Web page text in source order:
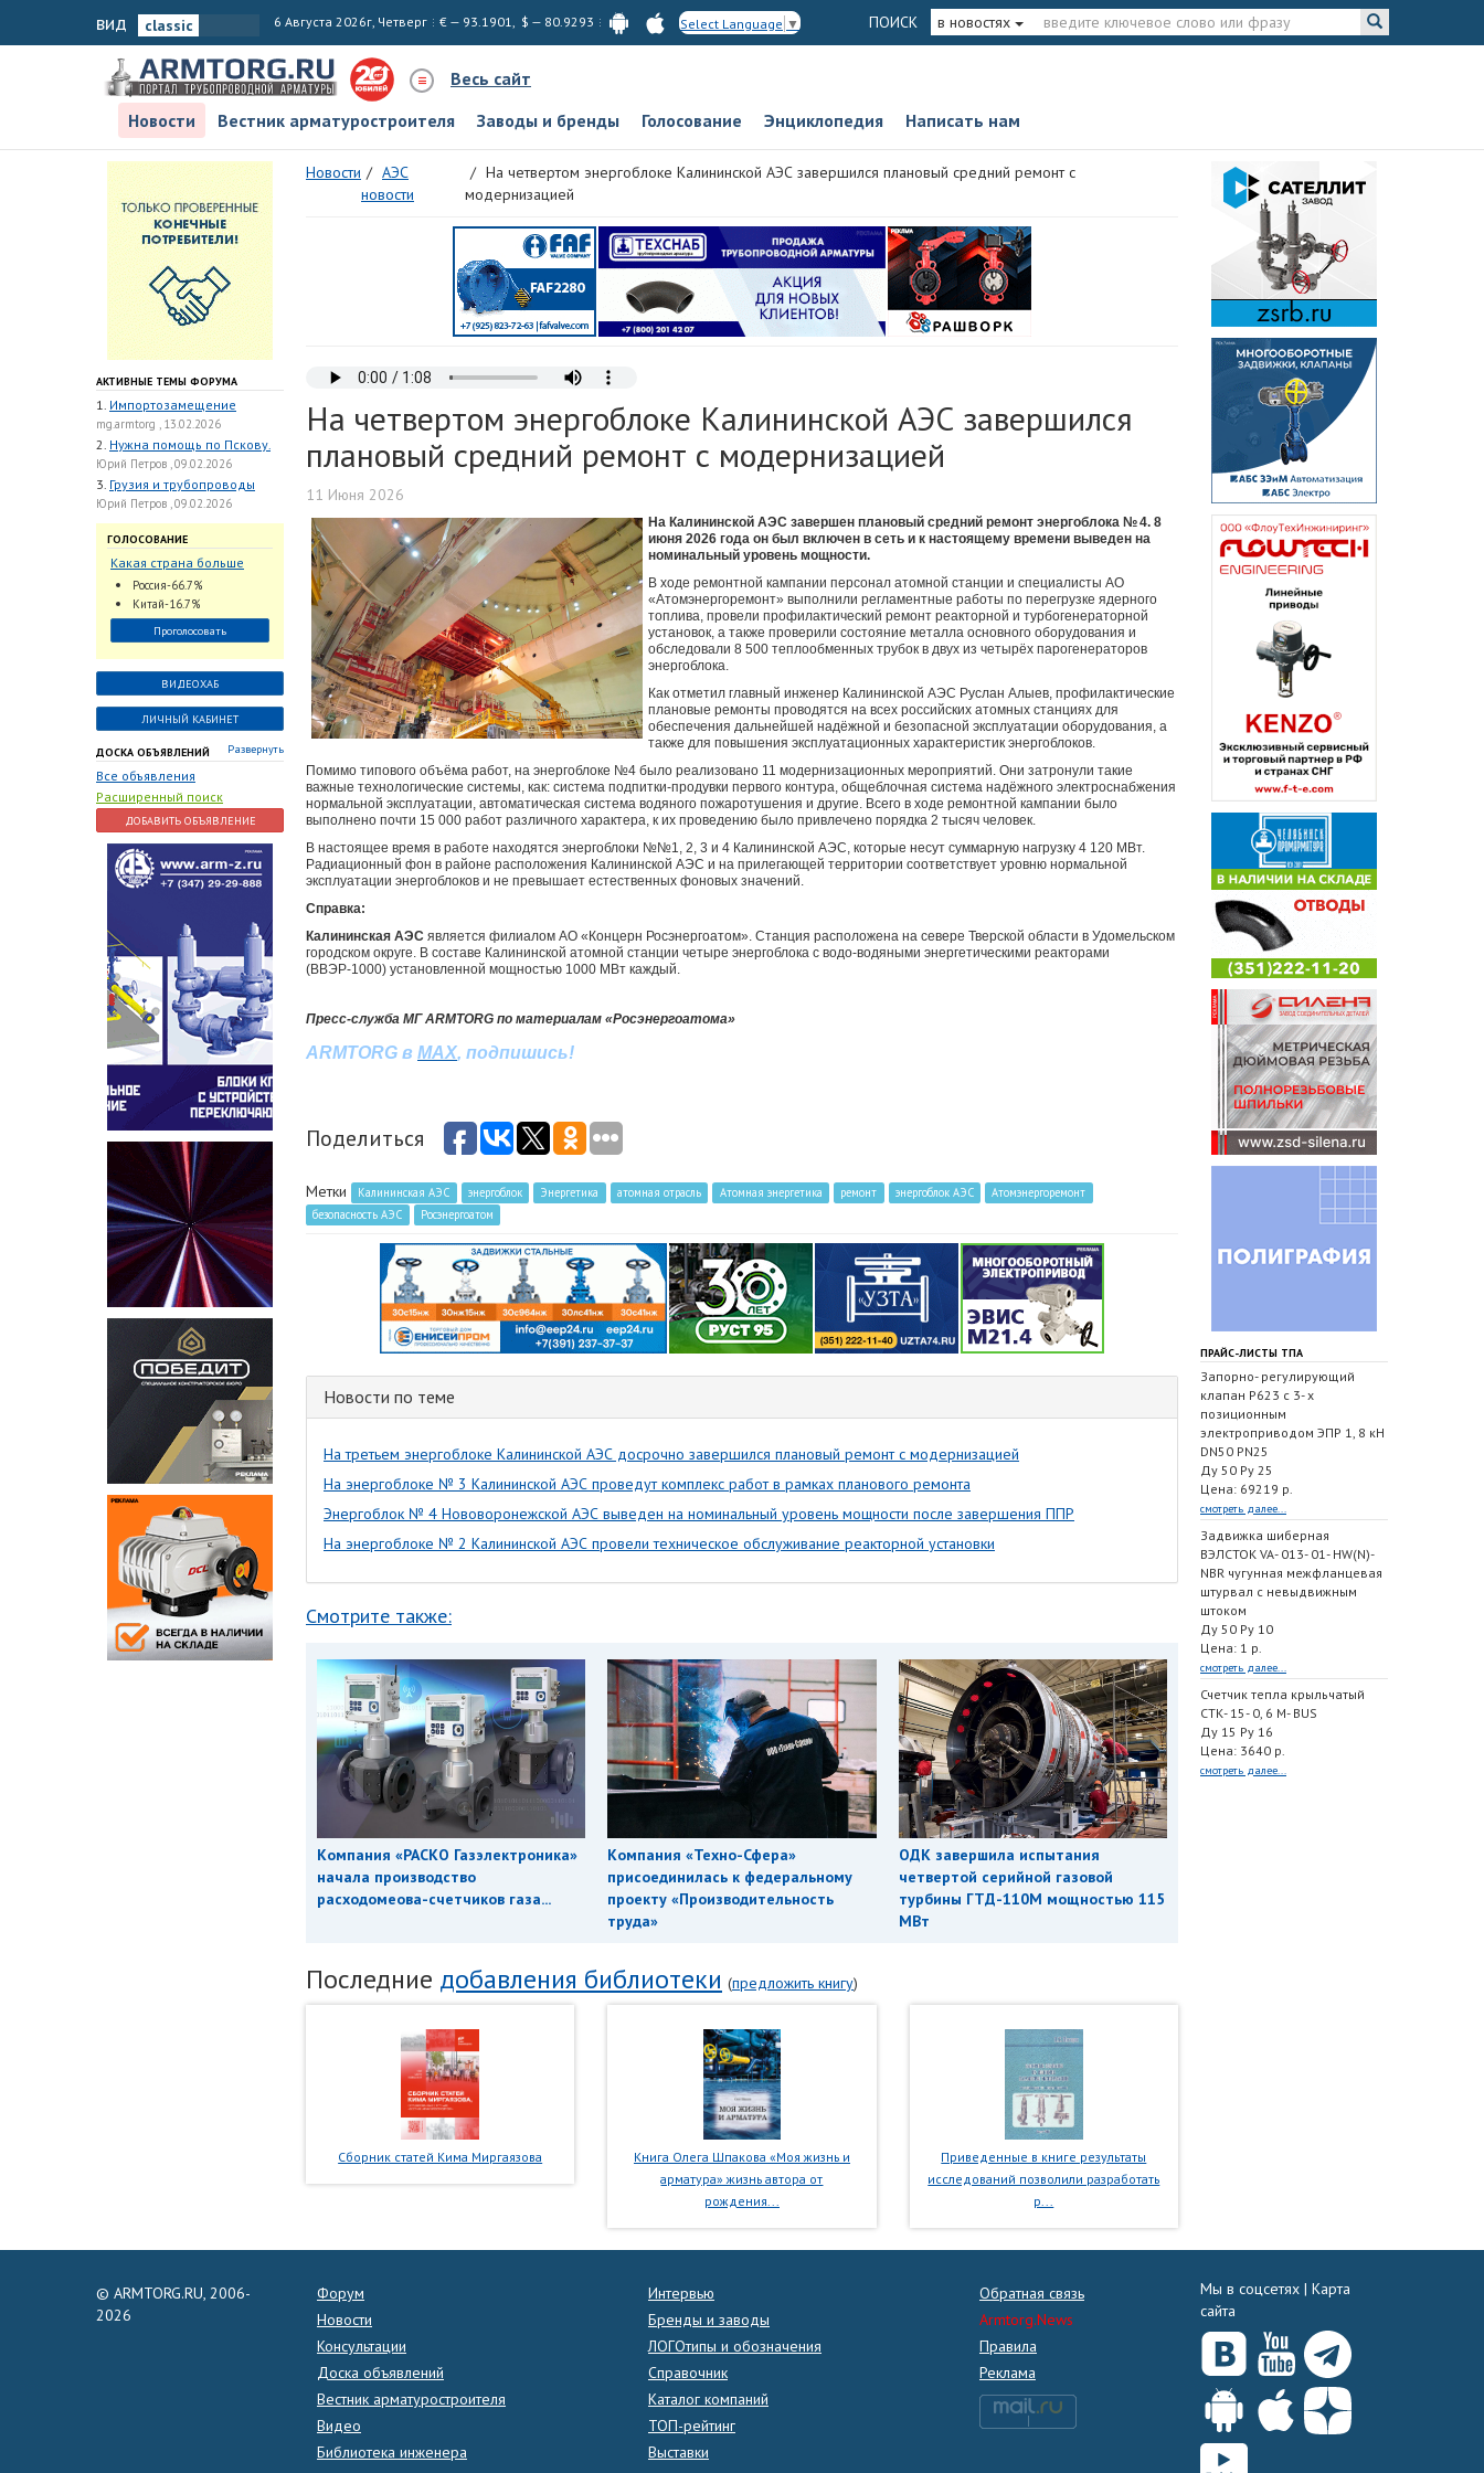
вид 6 Августа 2026г, Четверг € — 93.1901, $ — 80.9293 Select Language ▼ ПОИСК в новостях
Весь сайт
Новости
Вестник арматуростроителя Заводы и бренды Голосование Энциклопедия Написать нам
АКТИВНЫЕ ТЕМЫ ФОРУМА
1. Импортозамещение
mg.armtorg , 13.02.2026
2. Нужна помощь по Пскову.
Юрий Петров , 09.02.2026
3. Грузия и трубопроводы
Юрий Петров , 09.02.2026
ГОЛОСОВАНИЕ
Какая страна больше
всего поставляет
трубопроводную
арматуру в химическую
отрасль?
Россия-66.7%
Китай-16.7%
Проголосовать
ВИДЕОХАБ
ЛИЧНЫЙ КАБИНЕТ
ДОСКА ОБЪЯВЛЕНИЙ Развернуть
Все объявления
Расширенный поиск
ДОБАВИТЬ ОБЪЯВЛЕНИЕ
Новости
АЭС
новости
На четвертом энергоблоке Калининской АЭС завершился плановый средний ремонт с
модернизацией
На четвертом энергоблоке Калининской АЭС завершился
плановый средний ремонт с модернизацией
11 Июня 2026
На Калининской АЭС завершен плановый средний ремонт энергоблока № 4. 8
июня 2026 года он был включен в сеть и к настоящему времени выведен на
номинальный уровень мощности.
В ходе ремонтной кампании персонал атомной станции и специалисты АО
«Атомэнергоремонт» выполнили регламентные работы по перегрузке ядерного
топлива, провели профилактический ремонт реакторной и турбогенераторной
установок, а также проверили состояние металла основного оборудования и
обследовали 8 500 теплообменных трубок в двух из четырёх парогенераторов
энергоблока.
Как отметил главный инженер Калининской АЭС Руслан Алыев, профилактические
плановые ремонты проводятся на всех российских атомных станциях для
обеспечения дальнейшей надёжной и безопасной эксплуатации оборудования, а
также для повышения эксплуатационных характеристик энергоблоков.
Помимо типового объёма работ, на энергоблоке №4 было реализовано 11 модернизационных мероприятий. Они затронули такие
важные технологические системы, как: система подпитки-продувки первого контура, общеблочная система надёжного электроснабжения
нормальной эксплуатации, автоматическая система водяного пожаротушения и другие. Всего в ходе ремонтной кампании было
выполнено почти 15 000 работ различного характера, к их проведению было привлечено порядка 2 тысяч человек.
В настоящее время в работе находятся энергоблоки №№1, 2, 3 и 4 Калининской АЭС, которые несут суммарную нагрузку 4 120 МВт.
Радиационный фон в районе расположения Калининской АЭС и на прилегающей территории соответствует уровню нормальной
эксплуатации энергоблоков и не превышает естественных фоновых значений.
Справка:
Калининская АЭС является филиалом АО «Концерн Росэнергоатом». Станция расположена на севере Тверской области в Удомельском
городском округе. В составе Калининской атомной станции четыре энергоблока с водо-водяными энергетическими реакторами
(ВВЭР-1000) установленной мощностью 1000 МВт каждый.
Пресс-служба МГ ARMTORG по материалам «Росэнергоатома»
ARMTORG в MAX, подпишись!
Поделиться
Метки Калининская АЭС энергоблок Энергетика атомная отрасль Атомная энергетика ремонт энергоблок АЭС
Атомэнергоремонт
безопасность АЭС
Росэнергоатом
Новости по теме
На третьем энергоблоке Калининской АЭС досрочно завершился плановый ремонт с модернизацией
На энергоблоке № 3 Калининской АЭС проведут комплекс работ в рамках планового ремонта
Энергоблок № 4 Нововоронежской АЭС выведен на номинальный уровень мощности после завершения ППР
На энергоблоке № 2 Калининской АЭС провели техническое обслуживание реакторной установки
Смотрите также:
Компания «РАСКО Газэлектроника»
начала производство
расходомеова-счетчиков газа...
Компания «Техно-Сфера»
присоединилась к федеральному
проекту «Производительность
труда»
ОДК завершила испытания
четвертой серийной газовой
турбины ГТД-110М мощностью 115
МВт
Последние добавления библиотеки (предложить книгу)
Сборник статей Кима Миргаязова
Книга Олега Шпакова «Моя жизнь и
арматура» жизнь автора от
рождения...
Приведенные в книге результаты
исследований позволили разработать
р...
ПРАЙС-ЛИСТЫ ТПА
Запорно- регулирующий
клапан Р623 с 3- х
позиционным
электроприводом ЭПР 1, 8 кН
DN50 PN25
Ду 50 Ру 25
Цена: 69219 р.
смотреть далее...
Задвижка шиберная
ВЭЛСТОК VA- 013- 01- HW(N)-
NBR чугунная межфланцевая
штурвал с невыдвижным
штоком
Ду 50 Ру 10
Цена: 1 р.
смотреть далее...
Счетчик тепла крыльчатый
СТК- 15- 0, 6 M- BUS
Ду 15 Ру 16
Цена: 3640 р.
смотреть далее...
© ARMTORG.RU, 2006-
2026
Форум
Новости
Консультации
Доска объявлений
Вестник арматуростроителя
Видео
Библиотека инженера
Интервью
Бренды и заводы
ЛОГОтипы и обозначения
Справочник
Каталог компаний
ТОП-рейтинг
Выставки
Обратная связь
Armtorg.News
Правила
Реклама
Мы в соцсетях | Карта
сайта